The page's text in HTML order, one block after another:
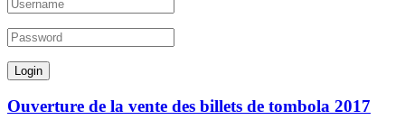
Ouverture de la vente des billets de tombola 2017